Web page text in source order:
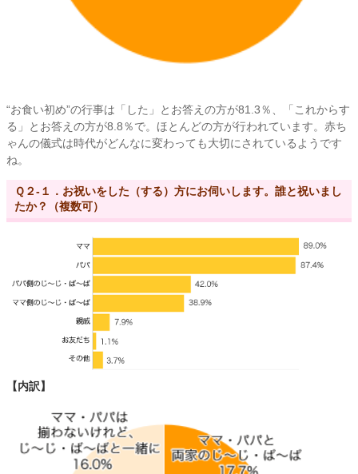
“お食い初め”の行事は「した」とお答えの方が81.3％、「これからす
る」とお答えの方が8.8％で。ほとんどの方が行われています。赤ち
ゃんの儀式は時代がどんなに変わっても大切にされているようです
ね。
Ｑ２-１．お祝いをした（する）方にお伺いします。誰と祝いまし
たか？（複数可）
【内訳】